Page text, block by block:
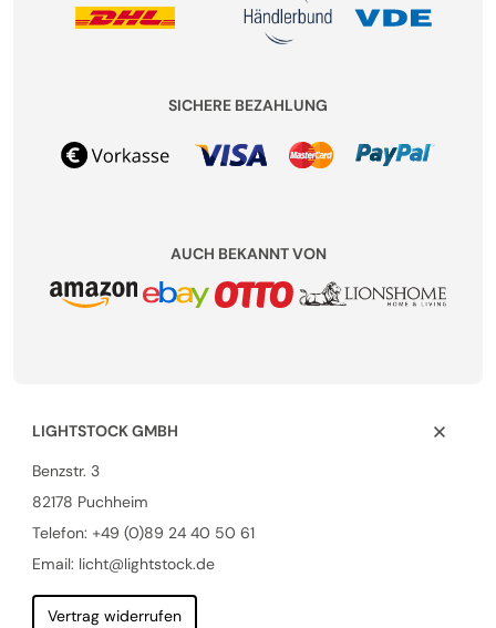
SICHERE BEZAHLUNG
AUCH BEKANNT VON
LIGHTSTOCK GMBH
Benzstr. 3
82178 Puchheim
Telefon: +49 (0)89 24 40 50 61
Email: licht@lightstock.de
Vertrag widerrufen